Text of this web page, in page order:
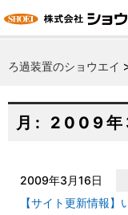
ろ過装置のショウエイ
月: 2009年
2009年3月16日
【サイト更新情報